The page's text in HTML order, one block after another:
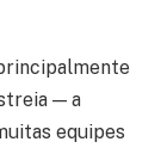
— a
equipes